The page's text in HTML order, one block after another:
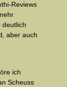
Reviews
deutlich
aber auch
ich
Scheuss